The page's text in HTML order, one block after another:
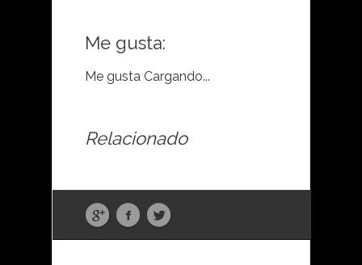
Me gusta:
Me gusta Cargando...
Relacionado